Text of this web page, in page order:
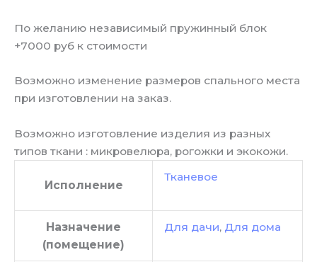
По желанию независимый пружинный блок
+7000 руб к стоимости
Возможно изменение размеров спального места
при изготовлении на заказ.
Возможно изготовление изделия из разных
типов ткани : микровелюра, рогожки и экокожи.
Исполнение
Тканевое
Назначение
(помещение)
Для дачи, Для дома